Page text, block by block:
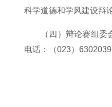
科学道德和学风建设辩
（四）辩论赛组
电话：（023）